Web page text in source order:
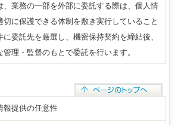
、業務の一部を外部に委託する際は、個人情
切に保護できる体制を敷き実行していること
に委託先を厳選し、機密保持契約を締結後、
管理・監督のもとで委託を行います。
報提供の任意性